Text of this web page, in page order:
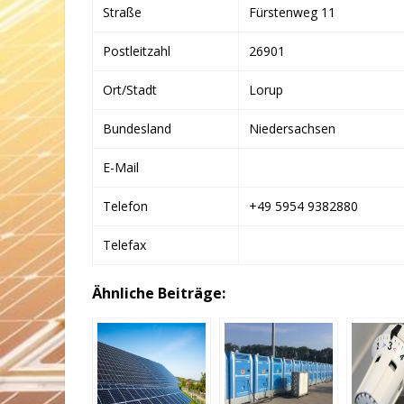
Straße Fürstenweg 11
Postleitzahl 26901
Ort/Stadt Lorup
Bundesland Niedersachsen
E-Mail
Telefon +49 5954 9382880
Telefax
Ähnliche Beiträge: